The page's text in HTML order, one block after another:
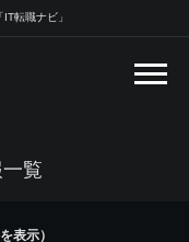
転職ナビ」
覧
表示）